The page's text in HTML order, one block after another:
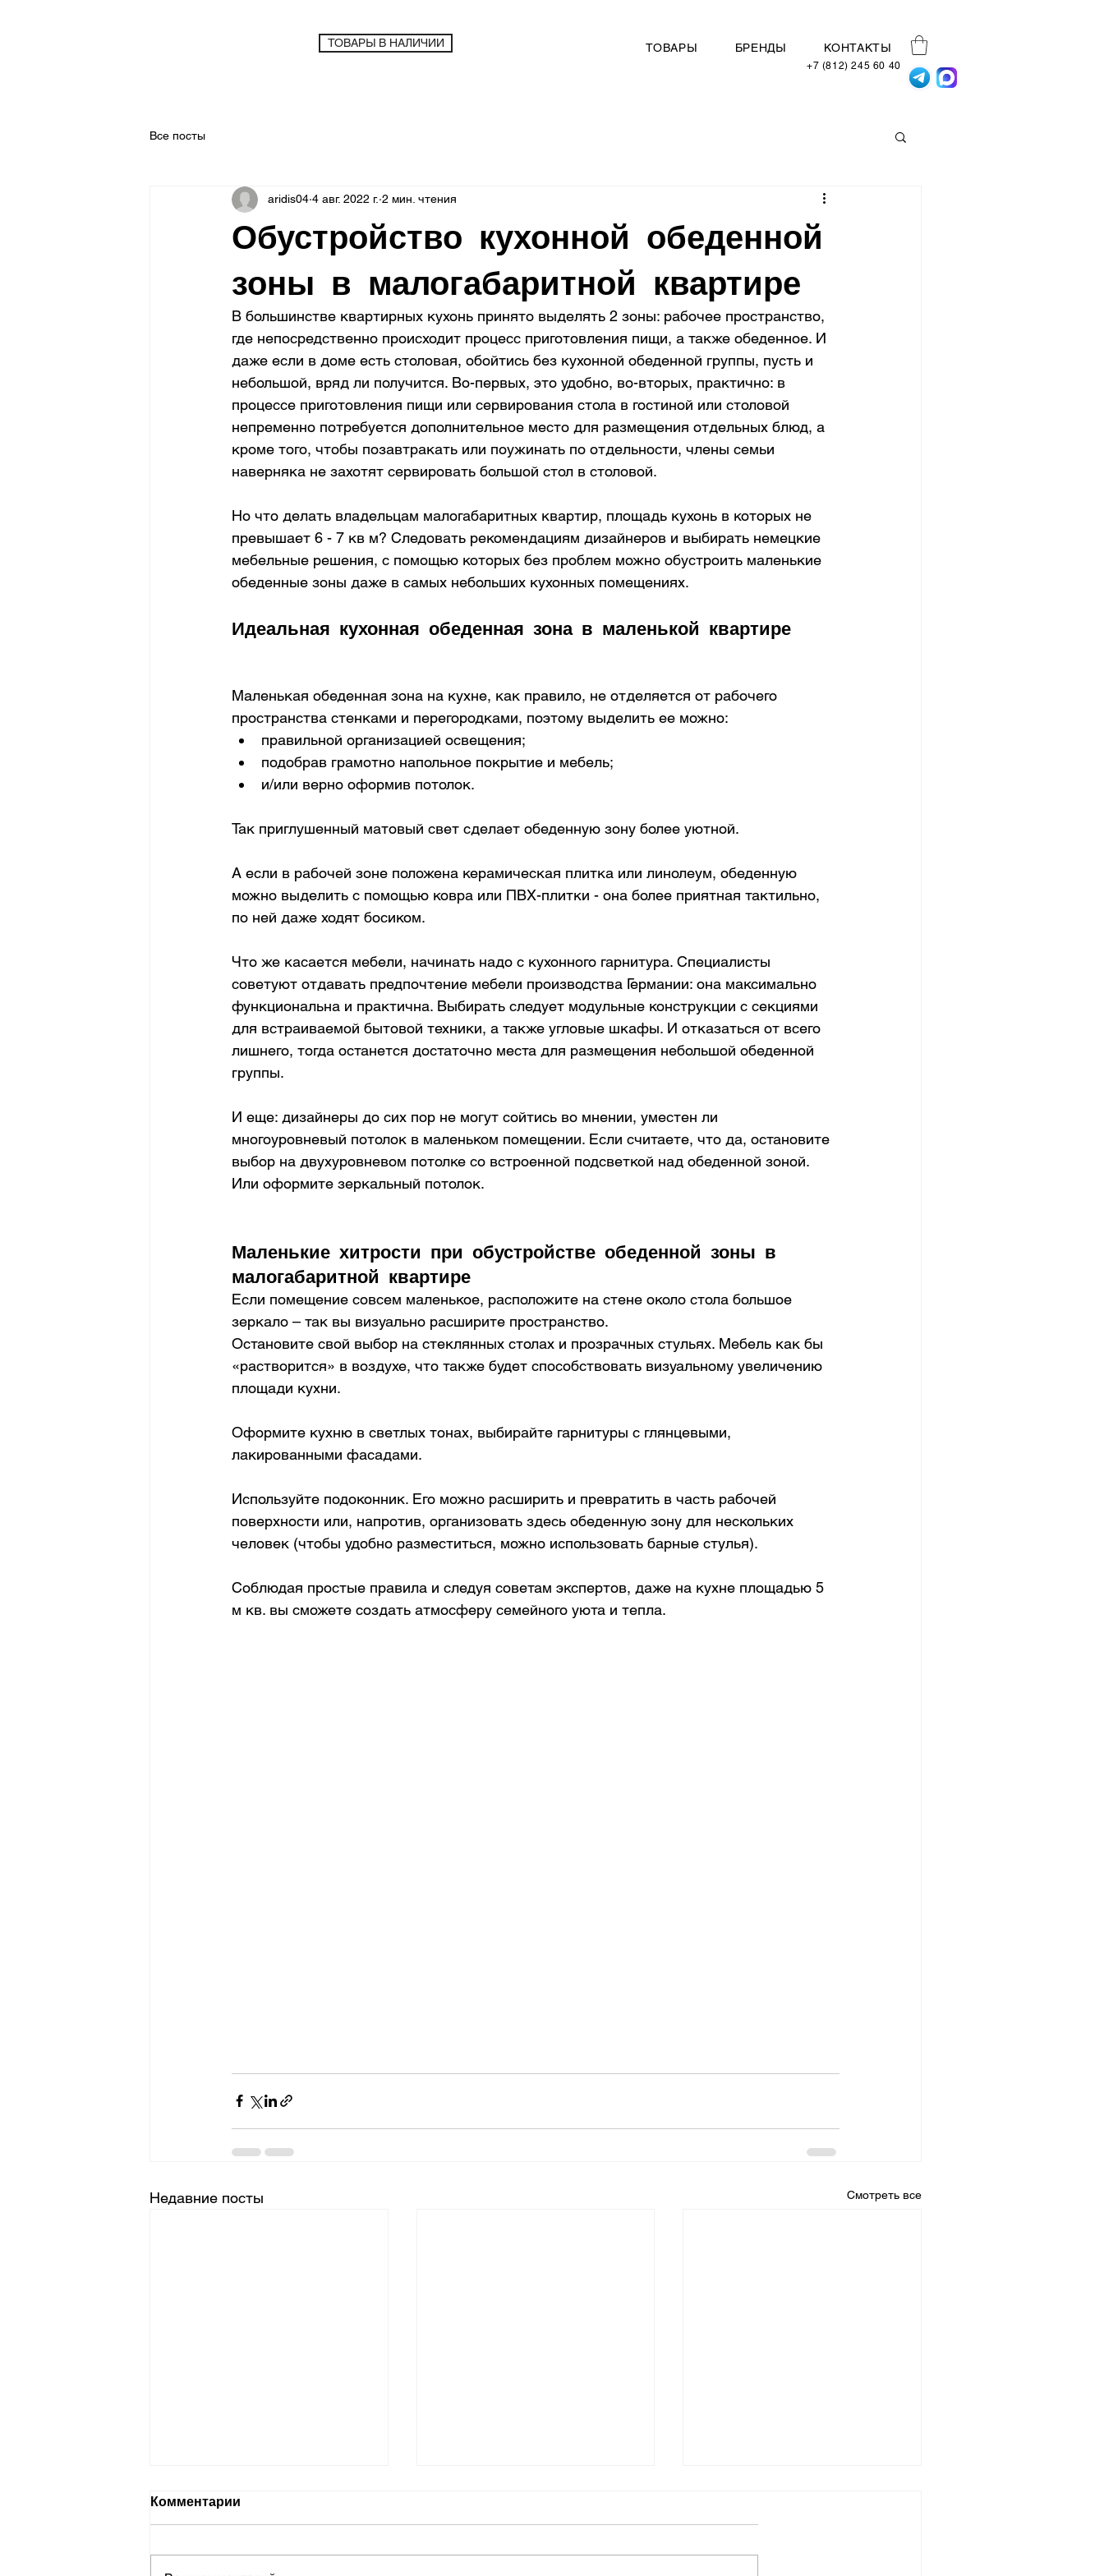
ТОВАРЫ В НАЛИЧИИ ТОВАРЫ БРЕНДЫ КОНТАКТЫ
+7 (812) 245 60 40
Все посты
Обустройство кухонной обеденной
зоны в малогабаритной квартире
aridis04 4 авг. 2022 г. 2 мин. чтения
В большинстве квартирных кухонь принято выделять 2 зоны: рабочее пространство,
где непосредственно происходит процесс приготовления пищи, а также обеденное. И
даже если в доме есть столовая, обойтись без кухонной обеденной группы, пусть и
небольшой, вряд ли получится. Во-первых, это удобно, во-вторых, практично: в
процессе приготовления пищи или сервирования стола в гостиной или столовой
непременно потребуется дополнительное место для размещения отдельных блюд, а
кроме того, чтобы позавтракать или поужинать по отдельности, члены семьи
наверняка не захотят сервировать большой стол в столовой.
Но что делать владельцам малогабаритных квартир, площадь кухонь в которых не
превышает 6 - 7 кв м? Следовать рекомендациям дизайнеров и выбирать немецкие
мебельные решения, с помощью которых без проблем можно обустроить маленькие
обеденные зоны даже в самых небольших кухонных помещениях. ​
Идеальная кухонная обеденная зона в маленькой квартире
Маленькая обеденная зона на кухне, как правило, не отделяется от рабочего
пространства стенками и перегородками, поэтому выделить ее можно:
правильной организацией освещения;
подобрав грамотно напольное покрытие и мебель;
и/или верно оформив потолок.
Так приглушенный матовый свет сделает обеденную зону более уютной.
А если в рабочей зоне положена керамическая плитка или линолеум, обеденную
можно выделить с помощью ковра или ПВХ-плитки - она более приятная тактильно,
по ней даже ходят босиком.
Что же касается мебели, начинать надо с кухонного гарнитура. Специалисты
советуют отдавать предпочтение мебели производства Германии: она максимально
функциональна и практична. Выбирать следует модульные конструкции с секциями
для встраиваемой бытовой техники, а также угловые шкафы. И отказаться от всего
лишнего, тогда останется достаточно места для размещения небольшой обеденной
группы.
И еще: дизайнеры до сих пор не могут сойтись во мнении, уместен ли
многоуровневый потолок в маленьком помещении. Если считаете, что да, остановите
выбор на двухуровневом потолке со встроенной подсветкой над обеденной зоной.
Или оформите зеркальный потолок.
Маленькие хитрости при обустройстве обеденной зоны в
малогабаритной квартире
Если помещение совсем маленькое, расположите на стене около стола большое
зеркало – так вы визуально расширите пространство.
Остановите свой выбор на стеклянных столах и прозрачных стульях. Мебель как бы
«растворится» в воздухе, что также будет способствовать визуальному увеличению
площади кухни.
Оформите кухню в светлых тонах, выбирайте гарнитуры с глянцевыми,
лакированными фасадами.
Используйте подоконник. Его можно расширить и превратить в часть рабочей
поверхности или, напротив, организовать здесь обеденную зону для нескольких
человек (чтобы удобно разместиться, можно использовать барные стулья).
Соблюдая простые правила и следуя советам экспертов, даже на кухне площадью 5
м кв. вы сможете создать атмосферу семейного уюта и тепла.
Недавние посты Смотреть все
Комментарии